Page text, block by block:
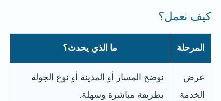
كيف نعمل؟
المرحلة ما الذي يحدث؟
عرض
الخدمة
نوضح المسار أو المدينة أو نوع الجولة
بطريقة مباشرة وسهلة.